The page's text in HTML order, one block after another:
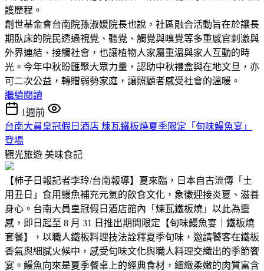
護歷程。
創世基金會台南院孫淑媛院長也說，社區融合活動旨在於讓長
期臥床的院民透過視覺、聽覺、觸覺與嗅覺等多重感官刺激與
外界連結、接觸社會，也讓植物人家屬重溫與家人互動的時
光。今年中秋盼匯聚大眾力量，認助中秋禮盒與在地文旦，亦
可二次公益，轉贈弱勢家庭，讓照顧者感受社會的溫暖。
繼續閱讀
1週前
台南大員皇冠假日酒店 煉瓦鐵板燒夏季限定「旬味鰻魚宴」
登場
觀光旅遊 美味食記
【柿子日報記者李玲/台南報導】夏來臨，日本自古流傳「土
用丑日」食用鰻魚補充元氣的飲食文化，象徵迎接炎夏、滋養
身心。台南大員皇冠假日酒店館內「煉瓦鐵板燒」以此為靈
感，即日起至 8 月 31 日推出期間限定【旬味鰻魚宴｜鐵板燒
套餐】，以職人鐵板料理技法詮釋夏季旬味，邀請饕客在鐵板
香氣與細膩火候中，感受旬味文化與職人料理交織出的季節饗
宴。鰻魚向來是夏季餐桌上的經典食材，細緻柔嫩的肉質富含